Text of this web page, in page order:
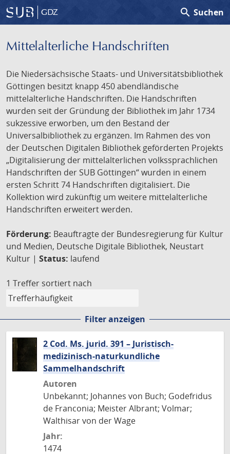
GDZ search Suchen
Mittelalterliche Handschriften
Die Niedersächsische Staats- und Universitätsbibliothek
Göttingen besitzt knapp 450 abendländische
mittelalterliche Handschriften. Die Handschriften
wurden seit der Gründung der Bibliothek im Jahr 1734
sukzessive erworben, um den Bestand der
Universalbibliothek zu ergänzen. Im Rahmen des von
der Deutschen Digitalen Bibliothek geförderten Projekts
„Digitalisierung der mittelalterlichen volkssprachlichen
Handschriften der SUB Göttingen“ wurden in einem
ersten Schritt 74 Handschriften digitalisiert. Die
Kollektion wird zukünftig um weitere mittelalterliche
Handschriften erweitert werden.
Förderung: Beauftragte der Bundesregierung für Kultur
und Medien, Deutsche Digitale Bibliothek, Neustart
Kultur | Status: laufend
1 Treffer sortiert nach
Filter anzeigen
2 Cod. Ms. jurid. 391 – Juristisch-
medizinisch-naturkundliche
Sammelhandschrift
Autoren
Unbekannt; Johannes von Buch; Godefridus
de Franconia; Meister Albrant; Volmar;
Walthisar von der Wage
Jahr:
1474